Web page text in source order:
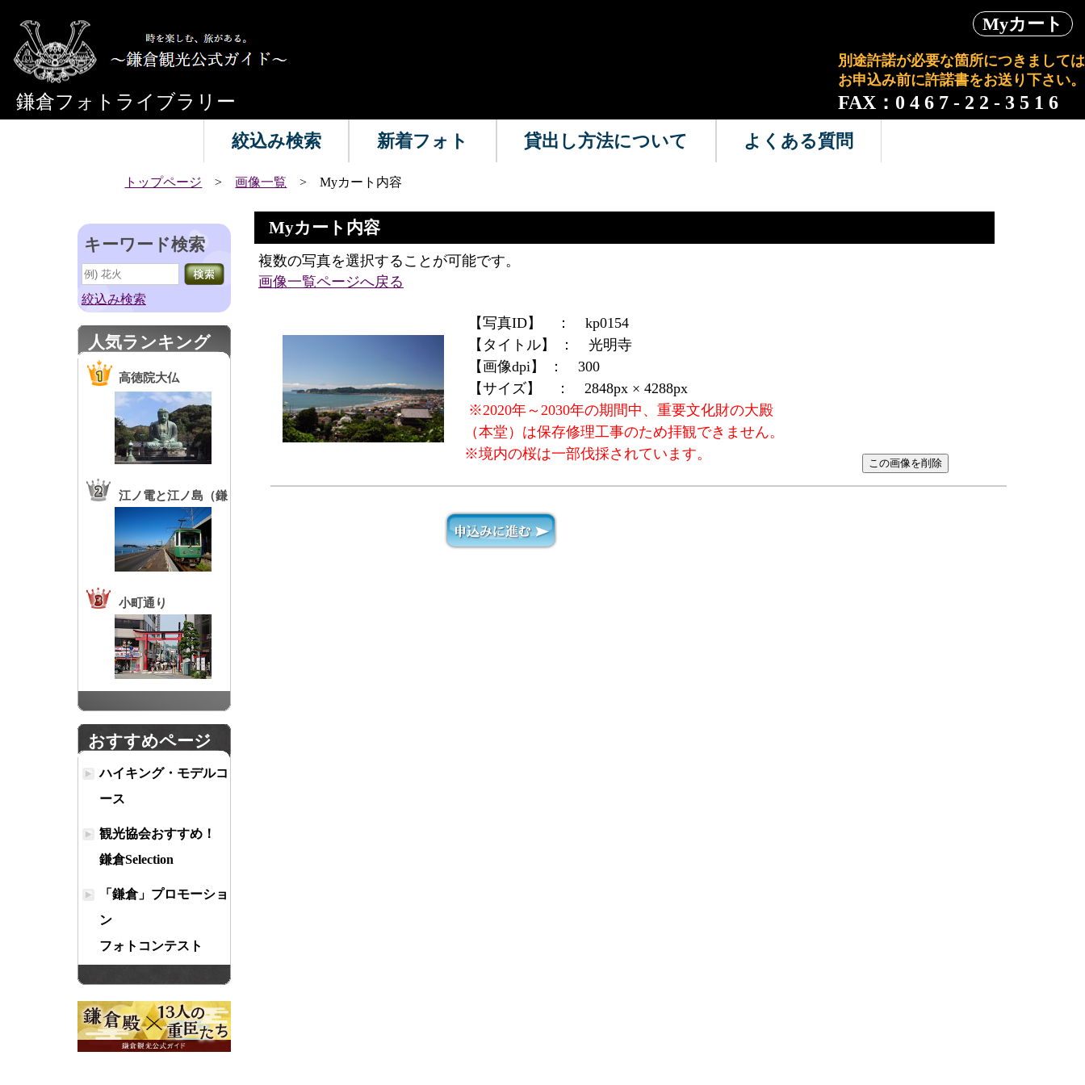
鎌倉フォトライブラリー
Myカート
別途許諾が必要な箇所につきましては
お申込み前に許諾書をお送り下さい。
FAX：0 4 6 7 - 2 2 - 3 5 1 6
絞込み検索 新着フォト 貸出し方法について よくある質問
トップページ >画像一覧 > Myカート内容
キーワード検索
絞込み検索
人気ランキング
高徳院大仏
江ノ電と江ノ島（鎌
倉高校前駅）
小町通り
おすすめページ
ハイキング・モデルコ
ース
観光協会おすすめ！
鎌倉Selection
「鎌倉」プロモーショ
ン
フォトコンテスト
Myカート内容
複数の写真を選択することが可能です。
画像一覧ページへ戻る
【写真ID】 ： kp0154
【タイトル】 ： 光明寺
【画像dpi】 ： 300
【サイズ】 ： 2848px × 4288px
※2020年～2030年の期間中、重要文化財の大殿
（本堂）は保存修理工事のため拝観できません。
※境内の桜は一部伐採されています。